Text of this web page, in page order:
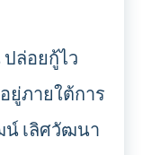
ปล่อยกู้ไว
ยู่ภายใต้การ
เลิศวัฒนา